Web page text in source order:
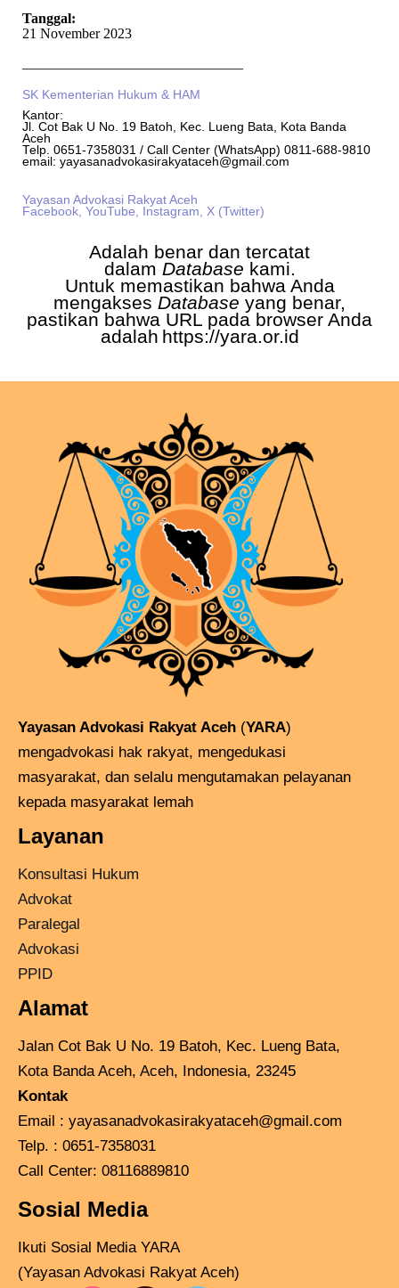
Tanggal:
21 November 2023
———————————————–
SK Kementerian Hukum & HAM
Kantor:
Jl. Cot Bak U No. 19 Batoh, Kec. Lueng Bata, Kota Banda
Aceh
Telp. 0651-7358031 / Call Center (WhatsApp) 0811-688-9810
email: yayasanadvokasirakyataceh@gmail.com
Yayasan Advokasi Rakyat Aceh
Facebook, YouTube, Instagram, X (Twitter)
Adalah benar dan tercatat
dalam Database kami.
Untuk memastikan bahwa Anda
mengakses Database yang benar,
pastikan bahwa URL pada browser Anda
adalah https://yara.or.id
Yayasan Advokasi Rakyat Aceh (YARA)
mengadvokasi hak rakyat, mengedukasi
masyarakat, dan selalu mengutamakan pelayanan
kepada masyarakat lemah
Layanan
Konsultasi Hukum
Advokat
Paralegal
Advokasi
PPID
Alamat
Jalan Cot Bak U No. 19 Batoh, Kec. Lueng Bata,
Kota Banda Aceh, Aceh, Indonesia, 23245
Kontak
Email : yayasanadvokasirakyataceh@gmail.com
Telp. : 0651-7358031
Call Center: 08116889810
Sosial Media
Ikuti Sosial Media YARA
(Yayasan Advokasi Rakyat Aceh)